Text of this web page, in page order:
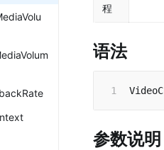
程
语法
参数说明